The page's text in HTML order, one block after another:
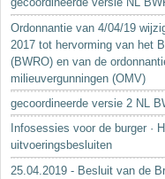
Ordonnantie van 4/04/19
2017 tot hervorming van het
(BWRO) en van de
milieuvergunningen (OMV)
gecoordineerde versie 2 NL
Infosessies voor de burger ·
uitvoeringsbesluiten
25.04.2019 - Besluit van de